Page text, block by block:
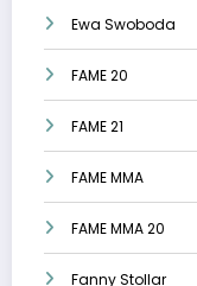
Ewa Swoboda
FAME 20
FAME 21
FAME MMA
FAME MMA 20
Fanny Stollar